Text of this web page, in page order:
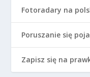
Fotoradary na
Poruszanie się
Zapisz się na